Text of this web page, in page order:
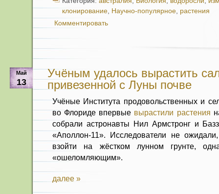
клонирование, Научно-популярное, растения
Комментировать
Май
13
Учёным удалось вырастить
привезенной с Луны почве
Учёные Института продовольственных и
во Флориде впервые вырастили растения
собрали астронавты Нил Армстронг и
«Аполлон-11». Исследователи не
взойти на жёстком лунном грунте,
«ошеломляющим».
далее »